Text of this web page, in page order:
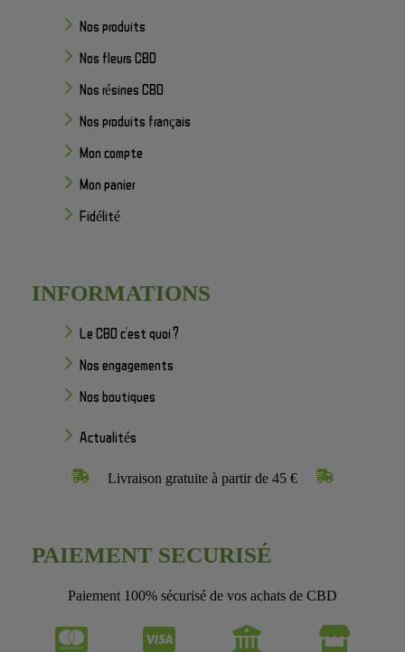
Nos produits
Nos fleurs CBD
Nos résines CBD
Nos produits français
Mon compte
Mon panier
Fidélité
INFORMATIONS
Le CBD c'est quoi ?
Nos engagements
Nos boutiques
Actualités
Livraison gratuite à partir de 45 €
PAIEMENT SECURISÉ
Paiement 100% sécurisé de vos achats de CBD